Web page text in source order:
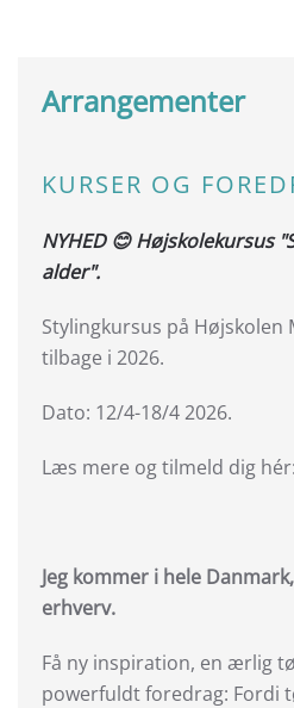
Arrangementer
KURSER OG
NYHED 😊 Højskolekursus
alder".
Stylingkursus på Højskolen
tilbage i 2026.
Dato: 12/4-18/4 2026.
Læs mere og tilmeld dig hér:
Jeg kommer i hele
erhverv.
Få ny inspiration, en ærlig
powerfuldt foredrag: Fordi